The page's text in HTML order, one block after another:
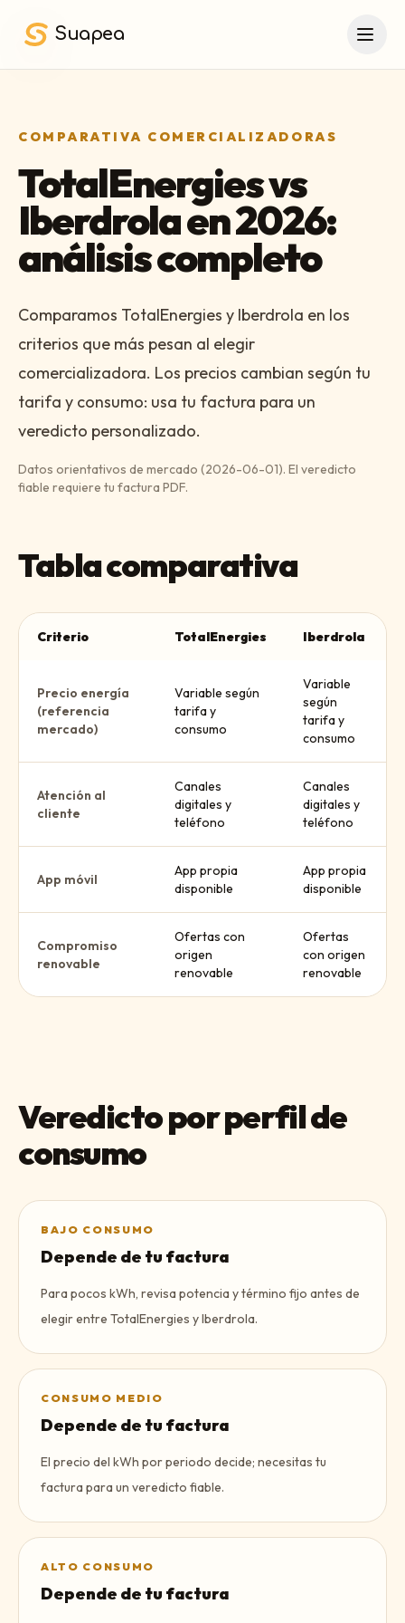
Suapea
COMPARATIVA COMERCIALIZADORAS
TotalEnergies vs
Iberdrola en 2026:
análisis completo
Comparamos TotalEnergies y Iberdrola en los
criterios que más pesan al elegir
comercializadora. Los precios cambian según tu
tarifa y consumo: usa tu factura para un
veredicto personalizado.
Datos orientativos de mercado (2026-06-01). El veredicto
fiable requiere tu factura PDF.
Tabla comparativa
Criterio TotalEnergies Iberdrola
Precio energía
(referencia
mercado)
Variable según
tarifa y
consumo
Variable
según
tarifa y
consumo
Atención al
cliente
Canales
digitales y
teléfono
Canales
digitales y
teléfono
App móvil
App propia
disponible
App propia
disponible
Compromiso
renovable
Ofertas con
origen
renovable
Ofertas
con origen
renovable
Veredicto por perfil de
consumo
BAJO CONSUMO
Depende de tu factura
Para pocos kWh, revisa potencia y término fijo antes de
elegir entre TotalEnergies y Iberdrola.
CONSUMO MEDIO
Depende de tu factura
El precio del kWh por periodo decide; necesitas tu
factura para un veredicto fiable.
ALTO CONSUMO
Depende de tu factura